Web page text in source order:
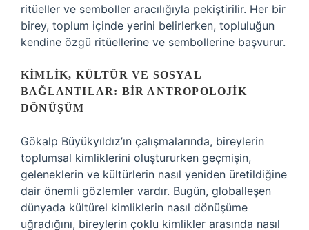
ritüeller ve semboller aracılığıyla pekiştirilir. Her bir
birey, toplum içinde yerini belirlerken, topluluğun
kendine özgü ritüellerine ve sembollerine başvurur.
KIMLIK, KÜLTÜR VE SOSYAL
BAĞLANTILAR: BIR ANTROPOLOJIK
DÖNÜŞÜM
Gökalp Büyükyıldız’ın çalışmalarında, bireylerin
toplumsal kimliklerini oluştururken geçmişin,
geleneklerin ve kültürlerin nasıl yeniden üretildiğine
dair önemli gözlemler vardır. Bugün, globalleşen
dünyada kültürel kimliklerin nasıl dönüşüme
uğradığını, bireylerin çoklu kimlikler arasında nasıl